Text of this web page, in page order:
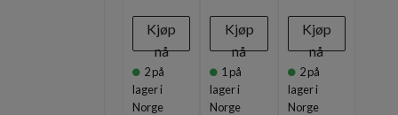
Kjøp
nå
2på
lager i
Norge
Kjøp
nå
1 på
lager i
Norge
Kjøp
nå
2 på
lager i
Norge